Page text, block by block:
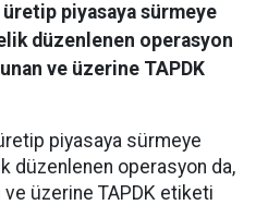
piyasaya sürmeye
düzenlenen operasyon
ve üzerine TAPDK
piyasaya sürmeye
düzenlenen operasyon da,
ve üzerine TAPDK etiketi